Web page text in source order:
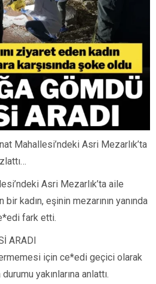
Mahallesi’ndeki Asri Mezarlık’ta
Asri Mezarlık’ta aile
kadın, eşinin mezarının yanında
fark etti.
ARADI
için ce*edi geçici olarak
yakınlarına anlattı.